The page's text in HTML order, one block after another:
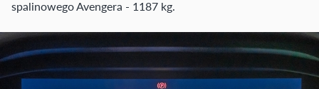
spalinowego Avengera - 1187 kg.